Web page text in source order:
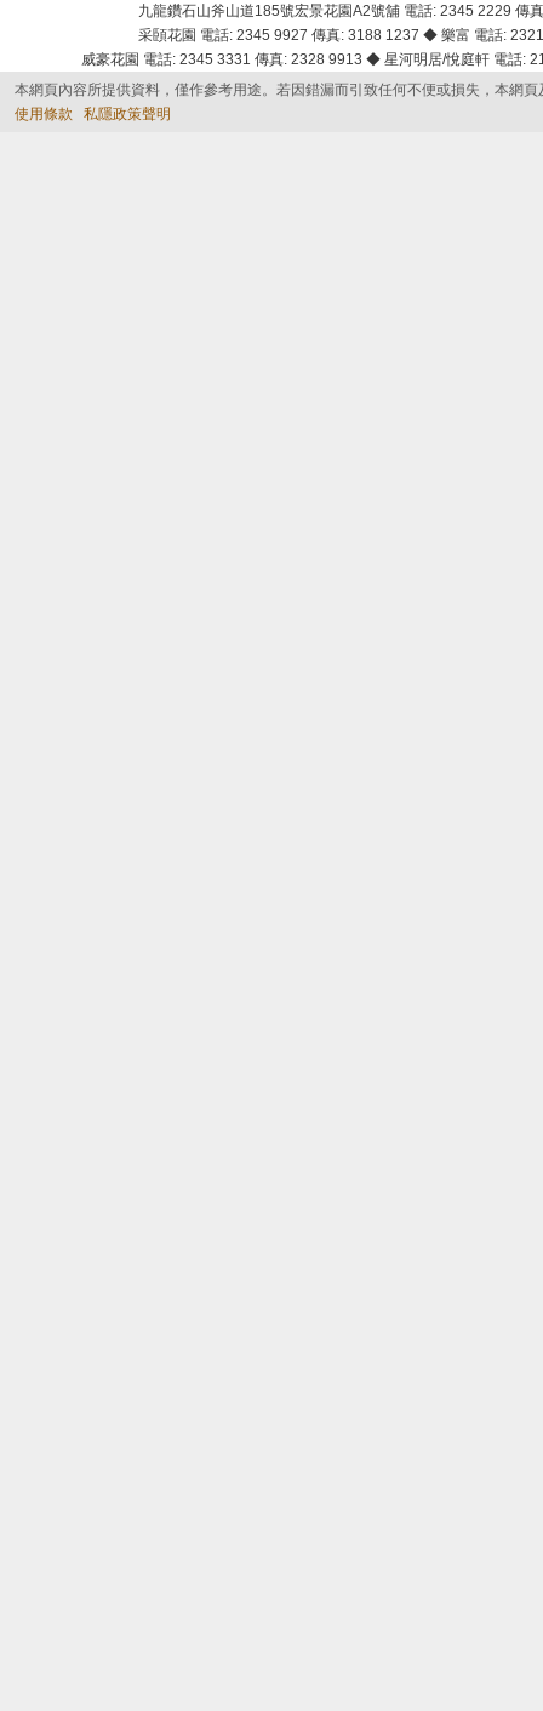
九龍鑽石山斧山道185號宏景花園A2號舖 電話: 2345 2229
采頣花園 電話: 2345 9927 傳真: 3188 1237 ◆ 樂富 電話:
威豪花園 電話: 2345 3331 傳真: 2328 9913 ◆ 星河明居/悅庭軒 電話
本網頁內容所提供資料，僅作參考用途。若因錯漏而引致任何不便或損失，本網
使用條款
私隱政策聲明